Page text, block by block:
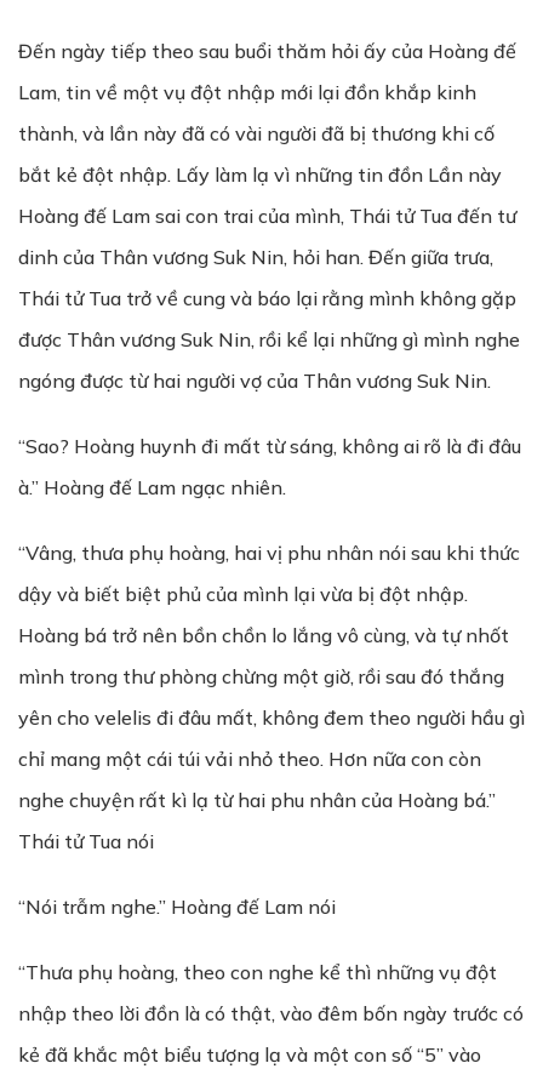
Đến ngày tiếp theo sau buổi thăm hỏi ấy của Hoàng đế
Lam, tin về một vụ đột nhập mới lại đồn khắp kinh
thành, và lần này đã có vài người đã bị thương khi cố
bắt kẻ đột nhập. Lấy làm lạ vì những tin đồn Lần này
Hoàng đế Lam sai con trai của mình, Thái tử Tua đến tư
dinh của Thân vương Suk Nin, hỏi han. Đến giữa trưa,
Thái tử Tua trở về cung và báo lại rằng mình không gặp
được Thân vương Suk Nin, rồi kể lại những gì mình nghe
ngóng được từ hai người vợ của Thân vương Suk Nin.
“Sao? Hoàng huynh đi mất từ sáng, không ai rõ là đi đâu
à.” Hoàng đế Lam ngạc nhiên.
“Vâng, thưa phụ hoàng, hai vị phu nhân nói sau khi thức
dậy và biết biệt phủ của mình lại vừa bị đột nhập.
Hoàng bá trở nên bồn chồn lo lắng vô cùng, và tự nhốt
mình trong thư phòng chừng một giờ, rồi sau đó thắng
yên cho velelis đi đâu mất, không đem theo người hầu gì
chỉ mang một cái túi vải nhỏ theo. Hơn nữa con còn
nghe chuyện rất kì lạ từ hai phu nhân của Hoàng bá.”
Thái tử Tua nói
“Nói trẫm nghe.” Hoàng đế Lam nói
“Thưa phụ hoàng, theo con nghe kể thì những vụ đột
nhập theo lời đồn là có thật, vào đêm bốn ngày trước có
kẻ đã khắc một biểu tượng lạ và một con số “5” vào